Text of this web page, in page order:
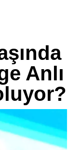
Anlı